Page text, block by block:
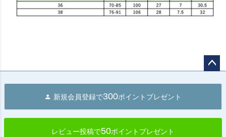
へ
新規会員登録で300ポイントプレゼント
レビュー投稿で50ポイントプレゼント